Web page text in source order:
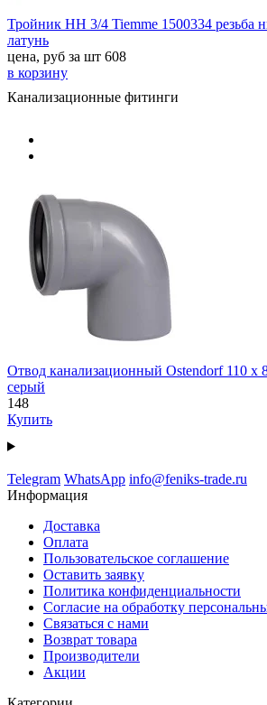
Тройник НН 3/4 Tiemme 1500334 резьба
латунь
цена, руб за шт 608
в корзину
Канализационные фитинги
Отвод канализационный Ostendorf 110 х
серый
148
Купить
Telegram WhatsApp info@feniks-trade.ru
Информация
Доставка
Оплата
Пользовательское соглашение
Оставить заявку
Политика конфиденциальности
Согласие на обработку
Связаться с нами
Возврат товара
Производители
Акции